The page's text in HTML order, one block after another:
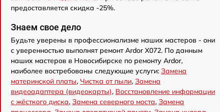
предоставляется скидка -25%.
Знаем свое дело
Будьте уверены в профессионализме наших мастеров - они
с уверенностью выполнят ремонт Ardor X072. По данным
наших мастеров в Новосибирске по ремонту Ardor,
наиболее востребованы следующие услуги: Замена
материнской платы, Чистка от пыли, Замена
видеоадаптера (видеокарты), Восстановление информации
с жёсткого диска, Замена северного моста, Замена